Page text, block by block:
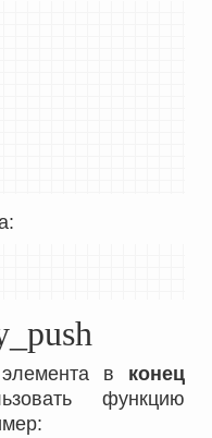
в конец
функцию